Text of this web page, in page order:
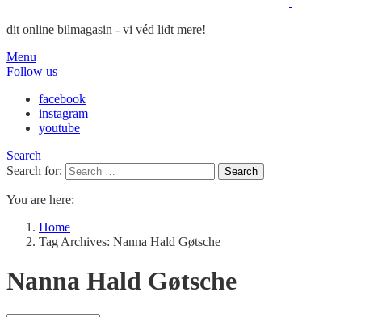
dit online bilmagasin - vi véd lidt mere!
Menu
Follow us
facebook
instagram
youtube
Search
Search for:
Search
You are here:
Home
Tag Archives: Nanna Hald Gøtsche
Nanna Hald Gøtsche